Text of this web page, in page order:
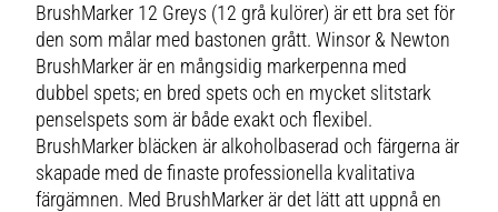
BrushMarker 12 Greys (12 grå kulörer) är ett bra set för
den som målar med bastonen grått. Winsor & Newton
BrushMarker är en mångsidig markerpenna med
dubbel spets; en bred spets och en mycket slitstark
penselspets som är både exakt och flexibel.
BrushMarker bläcken är alkoholbaserad och färgerna är
skapade med de finaste professionella kvalitativa
färgämnen. Med BrushMarker är det lätt att uppnå en